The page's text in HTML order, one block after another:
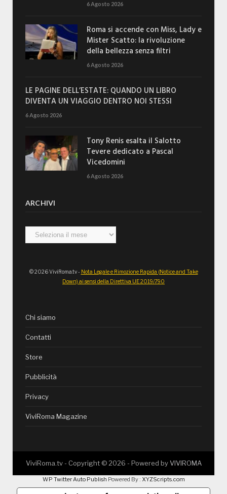
6 Agosto 2026
Roma si accende con Miss, Lady e
Mister Scatto: la rivoluzione
della bellezza senza filtri
6 Agosto 2026
LE PAGINE DELL’ESTATE: QUANDO UN LIBRO
DIVENTA UN VIAGGIO DENTRO NOI STESSI
6 Agosto 2026
Tony Renis esalta il Salotto
Tevere dedicato a Pascal
Vicedomini
6 Agosto 2026
ARCHIVI
Archivi
© 2026 ViviRoma.tv - Nota Legale e Rimozione Rapida (Notice and Take
Down) ai sensi della Direttiva UE 2019/790
Chi siamo
Contatti
Store
Pubblicità
Privacy
ViviRoma Magazine
ViviRoma.tv - Copyright ©2026 - Powered byVIVIROMA
WP Twitter Auto Publish Powered By : XYZScripts.com